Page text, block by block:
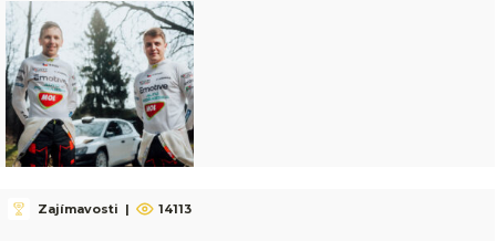
Zajímavosti | 14113